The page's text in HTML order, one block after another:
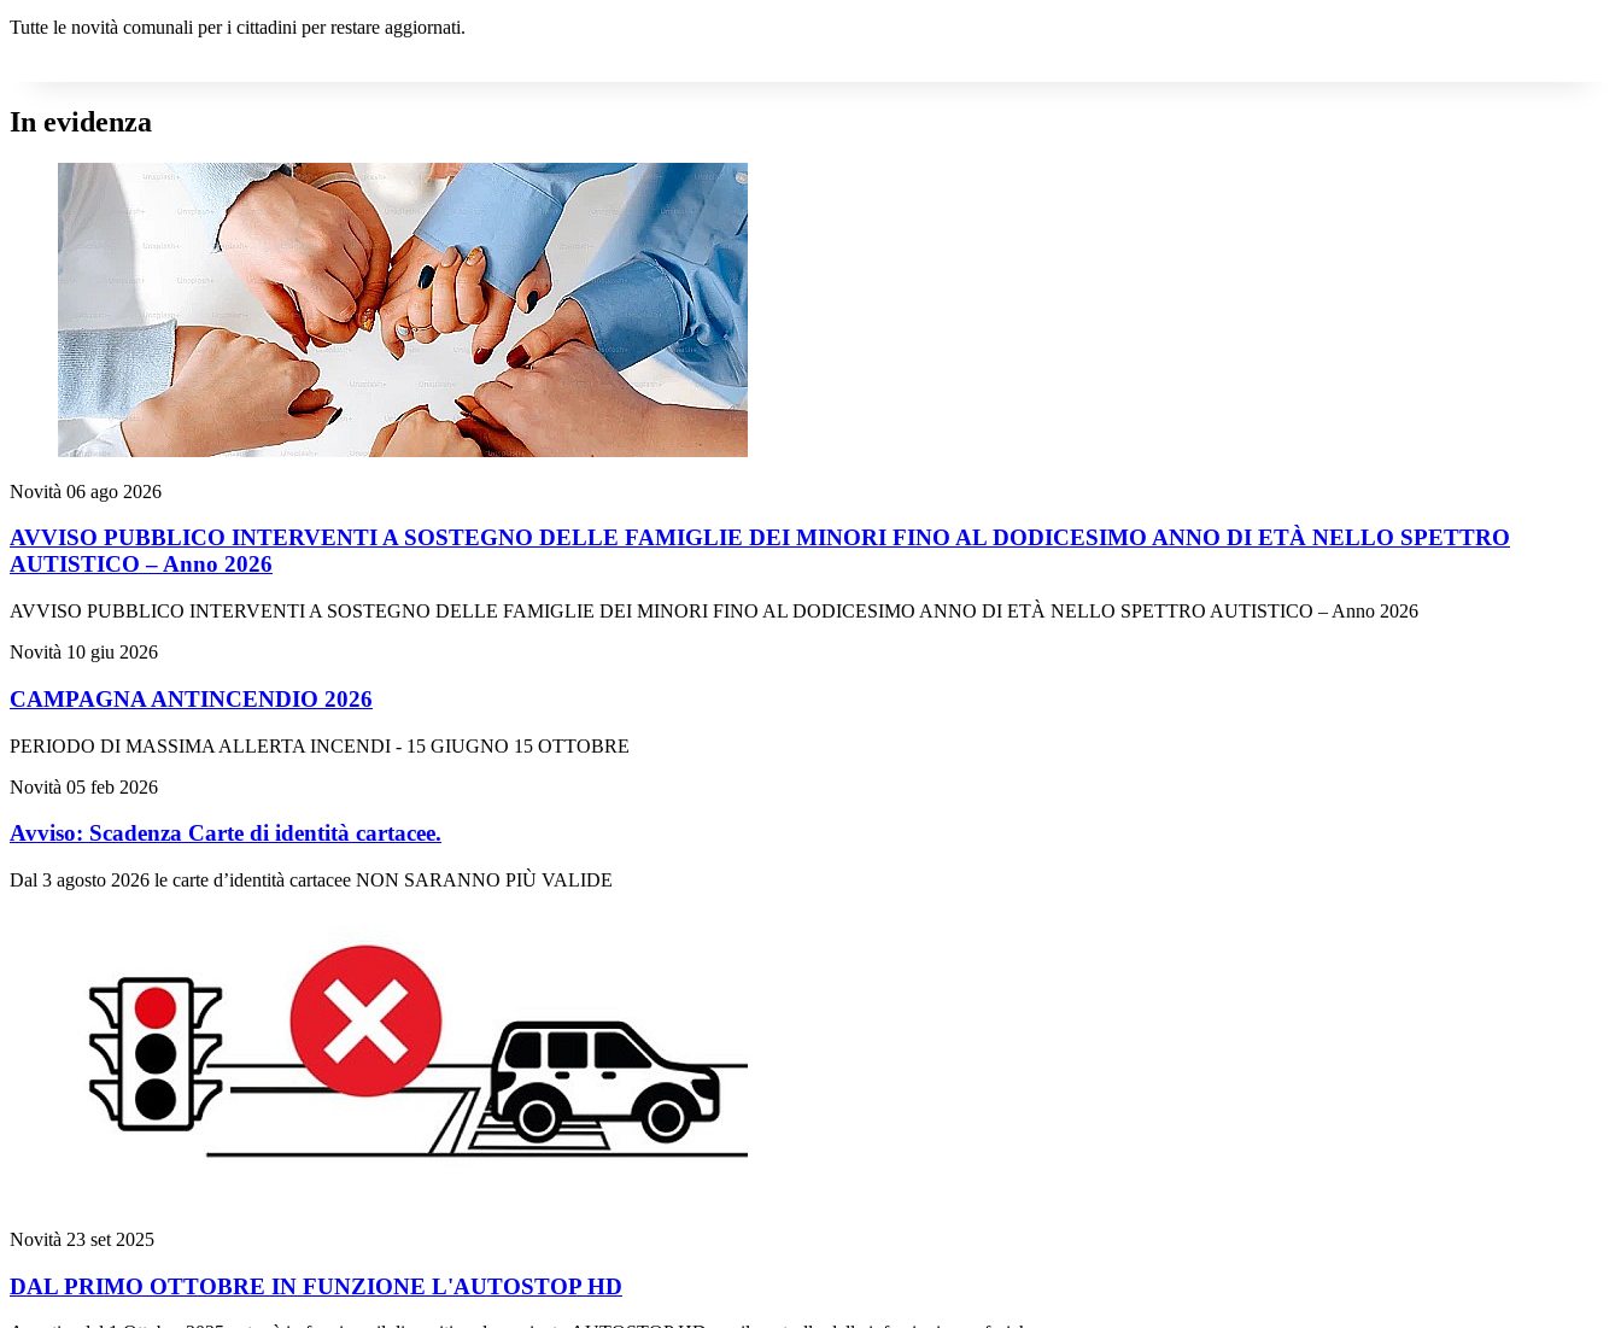
Tutte le novità comunali per i cittadini per restare aggiornati.
In evidenza
Novità 06 ago 2026
AVVISO PUBBLICO INTERVENTI A SOSTEGNO DELLE FAMIGLIE DEI MINORI FINO AL DODICESIMO ANNO DI ETÀ NELLO SPETTRO
AUTISTICO – Anno 2026
AVVISO PUBBLICO INTERVENTI A SOSTEGNO DELLE FAMIGLIE DEI MINORI FINO AL DODICESIMO ANNO DI ETÀ NELLO SPETTRO AUTISTICO – Anno 2026
Novità 10 giu 2026
CAMPAGNA ANTINCENDIO 2026
PERIODO DI MASSIMA ALLERTA INCENDI - 15 GIUGNO 15 OTTOBRE
Novità 05 feb 2026
Avviso: Scadenza Carte di identità cartacee.
Dal 3 agosto 2026 le carte d’identità cartacee NON SARANNO PIÙ VALIDE
Novità 23 set 2025
DAL PRIMO OTTOBRE IN FUNZIONE L'AUTOSTOP HD